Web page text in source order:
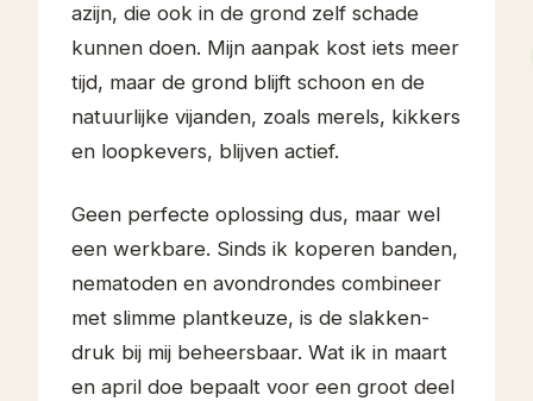
azijn, die ook in de grond zelf schade
kunnen doen. Mijn aanpak kost iets meer
tijd, maar de grond blijft schoon en de
natuurlijke vijanden, zoals merels, kikkers
en loopkevers, blijven actief.
Geen perfecte oplossing dus, maar wel
een werkbare. Sinds ik koperen banden,
nematoden en avondrondes combineer
met slimme plantkeuze, is de slakken-
druk bij mij beheersbaar. Wat ik in maart
en april doe bepaalt voor een groot deel